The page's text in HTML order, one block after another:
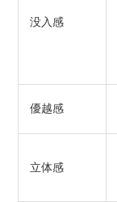
没入感
優越感
立体感